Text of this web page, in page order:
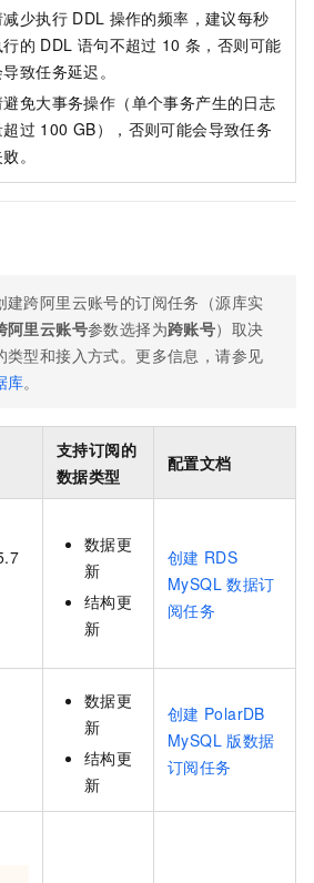
减少执行 DDL 操作的频率，建议每秒
的 DDL 语句不超过 10 条，否则可能
致任务延迟。
避免大事务操作（单个事务产生的日志
过 100 GB），否则可能会导致任务
。
建跨阿里云账号的订阅任务（源库实
阿里云账号参数选择为跨账号）取决
类型和接入方式。更多信息，请参见
库。
支持订阅的
数据类型
配置文档
数据更
新
结构更
新
创建 RDS
MySQL 数据订
阅任务
数据更
新
结构更
新
创建 PolarDB
MySQL 版数据
订阅任务